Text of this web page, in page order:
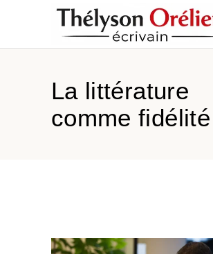
La littérature
comme fidélité